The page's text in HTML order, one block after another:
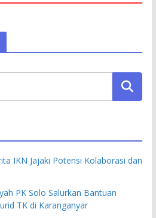
IKN Jajaki Potensi Kolaborasi dan
PK Solo Salurkan Bantuan
TK di Karanganyar